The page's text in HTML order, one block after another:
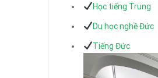
Học tiếng Trung
Du học nghề Đức
Tiếng Đức